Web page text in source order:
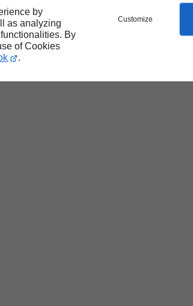
by
as analyzing
By
of Cookies
.
Customize